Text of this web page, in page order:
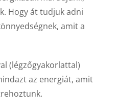
Hogy át tudjuk adni
amit a
(légzőgyakorlattal)
az energiát, amit